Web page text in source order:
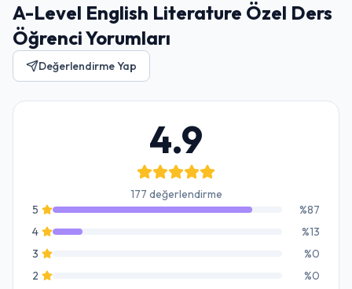
A-Level English Literature Özel Ders
Öğrenci Yorumları
Değerlendirme Yap
4.9
177 değerlendirme
5
%87
4
%13
3
%0
2
%0